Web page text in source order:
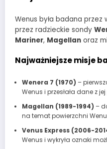
Wenus była badana przez
przez radzieckie sondy
Mariner, Magellan oraz
Najważniejsze misje
Wenera 7 (1970) –
Wenus i przesłała dane z
Magellan (1989-1994) –
na temat powierzchni
Venus Express (2006-
Wenus i wykryła oznaki